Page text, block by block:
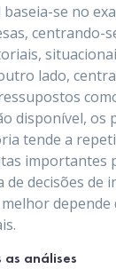
se no
centrando-
lado,
disponível, os
tende a
importantes
decisões de
depende
as análises